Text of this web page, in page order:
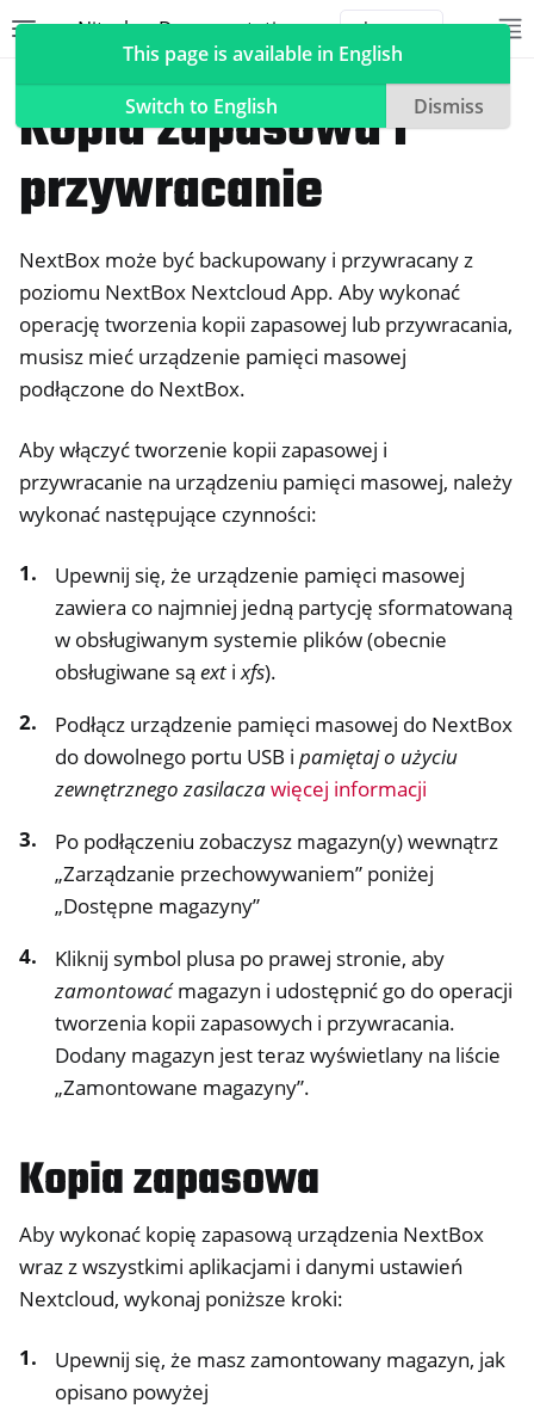
Nitrokey Documentation
navigation of NitroPad, NitroPC
navigation of NitroPhone, NitroTablet
navigation of NextBox
navigation of Synchronizacja komputerów stacjonarnych i
navigation of Zarządzanie zdalnym dostępem
navigation of Dokumentacja techniczna
navigation of NextBox FAQ
navigation of NetHSM
navigation of NitroWall
navigation of NitroWall NW750
navigation of Oprogramowanie
Kopia zapasowa i
przywracanie
NextBox może być backupowany i przywracany z
poziomu NextBox Nextcloud App. Aby wykonać
operację tworzenia kopii zapasowej lub przywracania,
musisz mieć urządzenie pamięci masowej
podłączone do NextBox.
Aby włączyć tworzenie kopii zapasowej i
przywracanie na urządzeniu pamięci masowej, należy
wykonać następujące czynności:
Upewnij się, że urządzenie pamięci masowej
zawiera co najmniej jedną partycję sformatowaną
w obsługiwanym systemie plików (obecnie
obsługiwane są ext ixfs).
Podłącz urządzenie pamięci masowej do NextBox
do dowolnego portu USB i pamiętaj o użyciu
zewnętrznego zasilaczawięcej informacji
Po podłączeniu zobaczysz magazyn(y) wewnątrz
„Zarządzanie przechowywaniem” poniżej
„Dostępne magazyny”
Kliknij symbol plusa po prawej stronie, aby
zamontowaćmagazyn i udostępnić go do operacji
tworzenia kopii zapasowych i przywracania.
Dodany magazyn jest teraz wyświetlany na liście
„Zamontowane magazyny”.
Kopia zapasowa
Aby wykonać kopię zapasową urządzenia NextBox
wraz z wszystkimi aplikacjami i danymi ustawień
Nextcloud, wykonaj poniższe kroki:
Upewnij się, że masz zamontowany magazyn, jak
opisano powyżej
This page is available in English
Switch to English
Dismiss